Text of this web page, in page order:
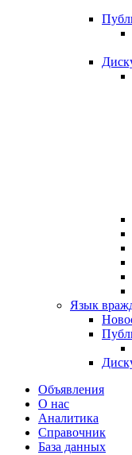
Язык
Объявления
О нас
Аналитика
Справочник
База данных